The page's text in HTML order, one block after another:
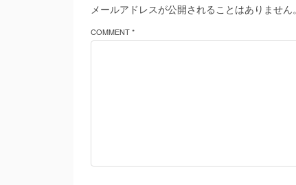
メールアドレスが公開されることはありません。
COMMENT *